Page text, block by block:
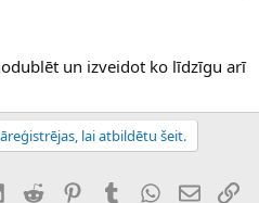
un izveidot ko līdzīgu arī
lai atbildētu šeit.
LinkedInReddit PinterestTumblrWhatsApp
E-pasts